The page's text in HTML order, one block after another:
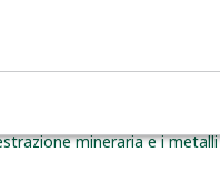
mineraria e i metalli